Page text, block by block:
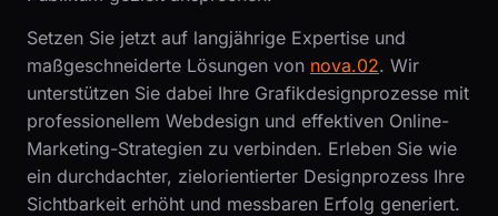
Setzen Sie jetzt auf langjährige Expertise und
maßgeschneiderte Lösungen von nova.02. Wir
unterstützen Sie dabei Ihre Grafikdesignprozesse mit
professionellem Webdesign und effektiven Online-
Marketing-Strategien zu verbinden. Erleben Sie wie
ein durchdachter, zielorientierter Designprozess Ihre
Sichtbarkeit erhöht und messbaren Erfolg generiert.